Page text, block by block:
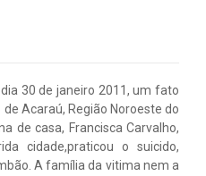
30 de janeiro 2011, um fato
Acaraú, Região Noroeste do
de casa, Francisca Carvalho,
cidade,praticou o suicido,
A família da vitima nem a